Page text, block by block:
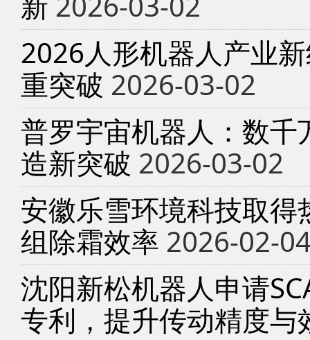
2026人形机器人产业
重突破 2026-03-02
普罗宇宙机器人：数
造新突破 2026-03-02
安徽乐雪环境科技取
组除霜效率 2026-02-
沈阳新松机器人申请
专利，提升传动精度与